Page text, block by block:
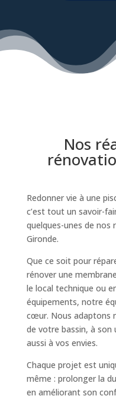
Nos
Redonner vie à une
c’est tout un savoir-
quelques-unes de nos
Gironde.
Que ce soit pour
rénover une
le local technique ou
équipements, notre
cœur. Nous adaptons
de votre bassin, à son
aussi à vos envies.
Chaque projet est
même : prolonger la
en améliorant son